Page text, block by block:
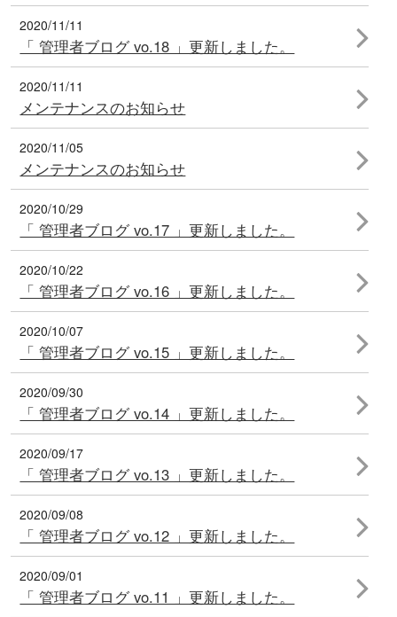
2020/11/11
「 管理者ブログ vo.18 」更新しました。
2020/11/11
メンテナンスのお知らせ
2020/11/05
メンテナンスのお知らせ
2020/10/29
「 管理者ブログ vo.17 」更新しました。
2020/10/22
「 管理者ブログ vo.16 」更新しました。
2020/10/07
「 管理者ブログ vo.15 」更新しました。
2020/09/30
「 管理者ブログ vo.14 」更新しました。
2020/09/17
「 管理者ブログ vo.13 」更新しました。
2020/09/08
「 管理者ブログ vo.12 」更新しました。
2020/09/01
「 管理者ブログ vo.11 」更新しました。